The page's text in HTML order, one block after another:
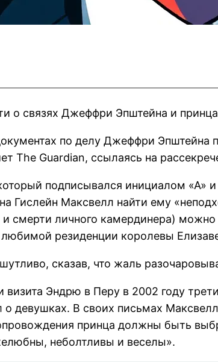
о связях Джеффри Эпштейна и
по делу Джеффри
The Guardian, ссылаясь на
подписывался инициалом
Гислейн Максвелл найти ему
и смерти личного камердинера)
резиденции королевы
сказав, что жаль
визита Эндрю в Перу в 2002 году
девушках. В своих письмах
принца должны быть
неболтливы и веселы».